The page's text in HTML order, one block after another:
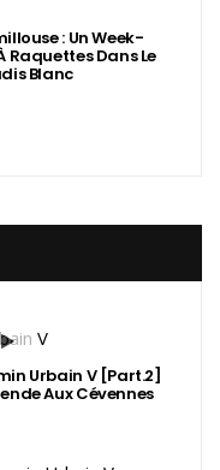
: Un Week-
Raquettes Dans Le
Blanc
Urbain V [Part.2]
Aux Cévennes